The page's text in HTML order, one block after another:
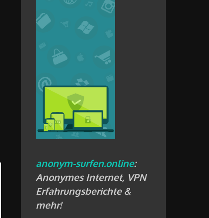
anonym-surfen.online:
Anonymes Internet, VPN
Erfahrungsberichte &
mehr!